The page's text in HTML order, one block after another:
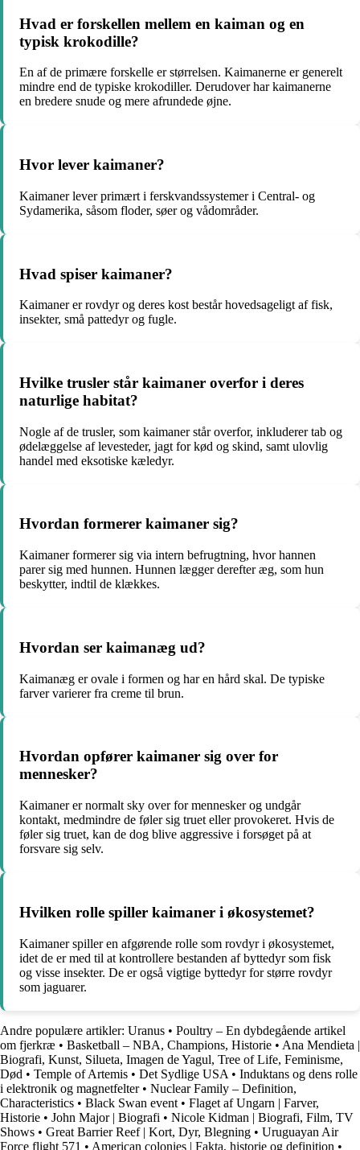
Hvad er forskellen mellem en kaiman og en
typisk krokodille?
En af de primære forskelle er størrelsen. Kaimanerne er generelt
mindre end de typiske krokodiller. Derudover har kaimanerne
en bredere snude og mere afrundede øjne.
Hvor lever kaimaner?
Kaimaner lever primært i ferskvandssystemer i Central- og
Sydamerika, såsom floder, søer og vådområder.
Hvad spiser kaimaner?
Kaimaner er rovdyr og deres kost består hovedsageligt af fisk,
insekter, små pattedyr og fugle.
Hvilke trusler står kaimaner overfor i deres
naturlige habitat?
Nogle af de trusler, som kaimaner står overfor, inkluderer tab og
ødelæggelse af levesteder, jagt for kød og skind, samt ulovlig
handel med eksotiske kæledyr.
Hvordan formerer kaimaner sig?
Kaimaner formerer sig via intern befrugtning, hvor hannen
parer sig med hunnen. Hunnen lægger derefter æg, som hun
beskytter, indtil de klækkes.
Hvordan ser kaimanæg ud?
Kaimanæg er ovale i formen og har en hård skal. De typiske
farver varierer fra creme til brun.
Hvordan opfører kaimaner sig over for
mennesker?
Kaimaner er normalt sky over for mennesker og undgår
kontakt, medmindre de føler sig truet eller provokeret. Hvis de
føler sig truet, kan de dog blive aggressive i forsøget på at
forsvare sig selv.
Hvilken rolle spiller kaimaner i økosystemet?
Kaimaner spiller en afgørende rolle som rovdyr i økosystemet,
idet de er med til at kontrollere bestanden af byttedyr som fisk
og visse insekter. De er også vigtige byttedyr for større rovdyr
som jaguarer.
Andre populære artikler: Uranus • Poultry – En dybdegående artikel
om fjerkræ • Basketball – NBA, Champions, Historie • Ana Mendieta |
Biografi, Kunst, Silueta, Imagen de Yagul, Tree of Life, Feminisme,
Død • Temple of Artemis • Det Sydlige USA • Induktans og dens rolle
i elektronik og magnetfelter• Nuclear Family – Definition,
Characteristics • Black Swan event • Flaget af Ungarn | Farver,
Historie • John Major | Biografi • Nicole Kidman | Biografi, Film, TV
Shows • Great Barrier Reef | Kort, Dyr, Blegning • Uruguayan Air
Force flight 571 • American colonies | Fakta, historie og definition •